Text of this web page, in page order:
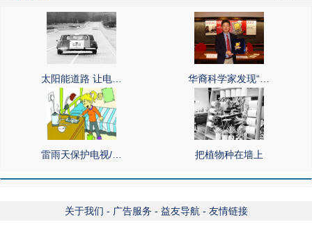
太阳能道路 让电… 华裔科学家发现“…
雷雨天保护电视/… 把植物种在墙上
关于我们 - 广告服务 - 益友导航 - 友情链接